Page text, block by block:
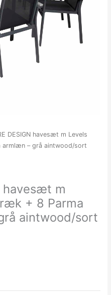
DESIGN havesæt m Levels
– grå aintwood/sort
havesæt m
+ 8 Parma
aintwood/sort